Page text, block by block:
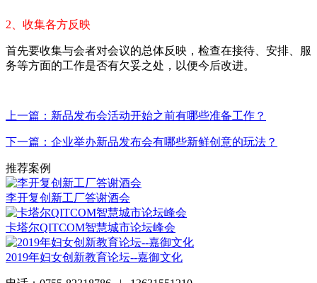
2、收集各方反映
首先要收集与会者对会议的总体反映，检查在接待、安排、服
务等方面的工作是否有欠妥之处，以便今后改进。
上一篇：新品发布会活动开始之前有哪些准备工作？
下一篇：企业举办新品发布会有哪些新鲜创意的玩法？
推荐案例
李开复创新工厂答谢酒会
卡塔尔QITCOM智慧城市论坛峰会
2019年妇女创新教育论坛--嘉御文化